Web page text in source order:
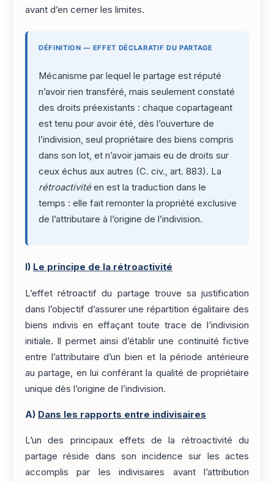
avant d’en cerner les limites.
DÉFINITION — EFFET DÉCLARATIF DU PARTAGE
Mécanisme par lequel le partage est réputé
n’avoir rien transféré, mais seulement constaté
des droits préexistants : chaque copartageant
est tenu pour avoir été, dès l’ouverture de
l’indivision, seul propriétaire des biens compris
dans son lot, et n’avoir jamais eu de droits sur
ceux échus aux autres (C. civ., art. 883). La
rétroactivitéen est la traduction dans le
temps : elle fait remonter la propriété exclusive
de l’attributaire à l’origine de l’indivision.
I) Le principe de la rétroactivité
L’effet rétroactif du partage trouve sa justification
dans l’objectif d’assurer une répartition égalitaire des
biens indivis en effaçant toute trace de l’indivision
initiale. Il permet ainsi d’établir une continuité fictive
entre l’attributaire d’un bien et la période antérieure
au partage, en lui conférant la qualité de propriétaire
unique dès l’origine de l’indivision.
A) Dans les rapports entre indivisaires
L’un des principaux effets de la rétroactivité du
partage réside dans son incidence sur les actes
accomplis par les indivisaires avant l’attribution